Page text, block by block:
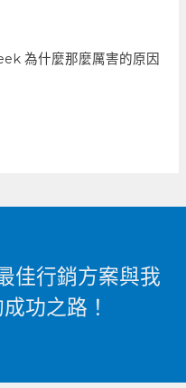
為什麼那麼厲害的原因
佳行銷方案與我
功之路！